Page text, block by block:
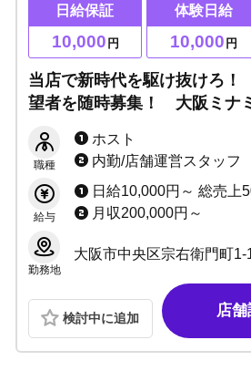
日給保証
10,000 円
体験日給
10,000 円
当店で新時代を駆け抜けろ
望者を随時募集！ 大阪ミナ
職種
ホスト
内勤/店舗運営スタッフ
給与
日給10,000円～ 総売上50%バックスタート！ +
月収200,000円～
勤務地
検討中に追加 店